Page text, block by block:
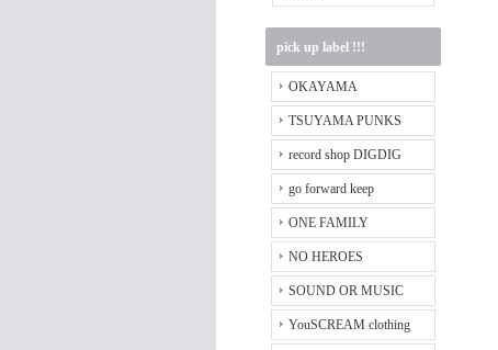
pick up label !!!
OKAYAMA
TSUYAMA PUNKS
record shop DIGDIG
go forward keep
ONE FAMILY
NO HEROES
SOUND OR MUSIC
YouSCREAM clothing